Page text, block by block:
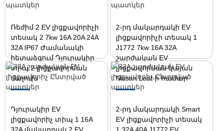
Ռեժիմ 2 EV լիցքավորիչի
տեսակ 2 7kw 16A 20A 24A
32A IP67 Ժամանակի
հետաձգում Դյուրակիր
տիպ 2 լիցքավորման
մալուխ
2-րդ մակարդակի EV
լիցքավորիչի տեսակ 1
J1772 7kw 16A 32A
շարժական EV
լիցքավորման կայան
Nissan Leaf-ի համար
Դյուրակիր EV
լիցքավորիչ տիպ 1 16A
2-րդ մակարդակի Smart
EV լիցքավորիչի տեսակ